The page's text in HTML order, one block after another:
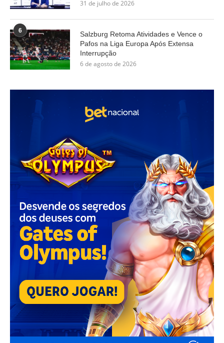
31 de julho de 2026
6
Salzburg Retoma Atividades e Vence o
Pafos na Liga Europa Após Extensa
Interrupção
6 de agosto de 2026